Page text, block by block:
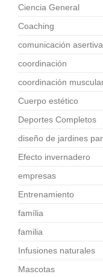
Ciencia General
Coaching
comunicación
coordinación
coordinación
Cuerpo estético
Deportes Completos
diseño de jardines
Efecto invernadero
empresas
Entrenamiento
família
familia
Infusiones naturales
Mascotas